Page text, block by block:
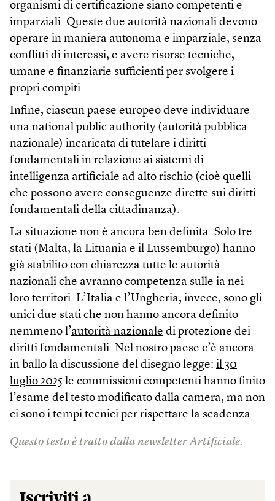
organismi di certificazione siano competenti e
imparziali. Queste due autorità nazionali devono
operare in maniera autonoma e imparziale, senza
conflitti di interessi, e avere risorse tecniche,
umane e finanziarie sufficienti per svolgere i
propri compiti.
Infine, ciascun paese europeo deve individuare
una national public authority (autorità pubblica
nazionale) incaricata di tutelare i diritti
fondamentali in relazione ai sistemi di
intelligenza artificiale ad alto rischio (cioè quelli
che possono avere conseguenze dirette sui diritti
fondamentali della cittadinanza).
La situazione non è ancora ben definita. Solo tre
stati (Malta, la Lituania e il Lussemburgo) hanno
già stabilito con chiarezza tutte le autorità
nazionali che avranno competenza sulle ia nei
loro territori. L’Italia e l’Ungheria, invece, sono gli
unici due stati che non hanno ancora definito
nemmeno l’autorità nazionale di protezione dei
diritti fondamentali. Nel nostro paese c’è ancora
in ballo la discussione del disegno legge: il 30
luglio 2025 le commissioni competenti hanno finito
l’esame del testo modificato dalla camera, ma non
ci sono i tempi tecnici per rispettare la scadenza.
Questo testo è tratto dalla newsletter Artificiale.